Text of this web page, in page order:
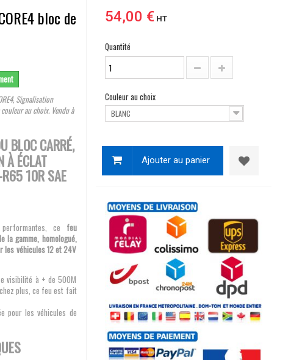
bloc de
Signalisation
au choix. Vendu à
BLOC CARRÉ,
À ÉCLAT
10R SAE
ce feu
la gamme, homologué,
les véhicules 12 et 24V
visibilité à + de 500M
plus, ce feu est fait
pour les véhicules de
54,00 €HT
Quantité
Couleur au choix
BLANC
Ajouter au panier